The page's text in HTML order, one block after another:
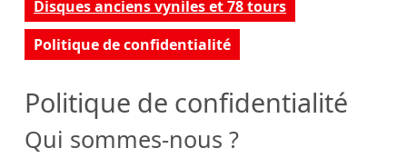
Disques anciens vyniles et 78 tours
Politique de confidentialité
Politique de confidentialité
Qui sommes-nous ?